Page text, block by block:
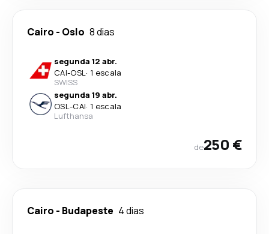
Cairo - Oslo 8 dias
segunda 12 abr.
CAI-OSL· 1 escala
SWISS
segunda 19 abr.
OSL-CAI· 1 escala
Lufthansa
de250 €
Cairo - Budapeste 4 dias